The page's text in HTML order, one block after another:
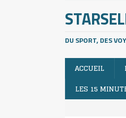
DU SPORT, DES
ACCUEIL
LES 15